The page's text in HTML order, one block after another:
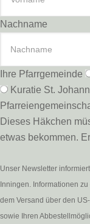
Nachname
Ihre Pfarrgemeinde
Kuratie St.
Dieses Häkchen
etwas bekommen.
Unser Newsletter
Inningen. Informationen
dem Versand über den
sowie Ihren